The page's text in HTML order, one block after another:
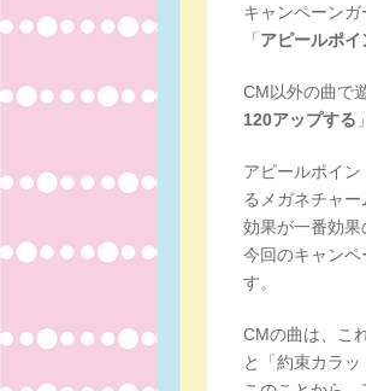
キャンペーン
「 アピールポ
CM以外の曲で
120アップする
アピールポイ
るメガネチャ
効果が一番効果
今回のキャン
す。
CMの曲は、こ
と「約束カラッ